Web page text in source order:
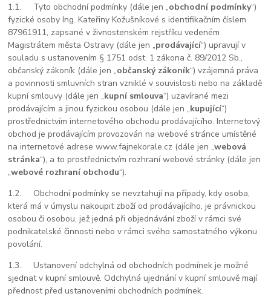
1.1.
Tyto obchodní podmínky (dále jen „obchodní podmínky“)
fyzické osoby Ing. Kateřiny Kožušníkové s identifikačním číslem
87961911, zapsané v živnostenském rejstříku vedeném
Magistrátem města Ostravy (dále jen „prodávající“) upravují v
souladu s ustanovením § 1751 odst. 1 zákona č. 89/2012 Sb.,
občanský zákoník (dále jen „občanský zákoník“) vzájemná práva
a povinnosti smluvních stran vzniklé v souvislosti nebo na základě
kupní smlouvy (dále jen „kupní smlouva“) uzavírané mezi
prodávajícím a jinou fyzickou osobou (dále jen „kupující“)
prostřednictvím internetového obchodu prodávajícího. Internetový
obchod je prodávajícím provozován na webové stránce umístěné
na internetové adrese www.fajnekorale.cz (dále jen „webová
stránka“), a to prostřednictvím rozhraní webové stránky (dále jen
„webové rozhraní obchodu“).
1.2.
Obchodní podmínky se nevztahují na případy, kdy osoba,
která má v úmyslu nakoupit zboží od prodávajícího, je právnickou
osobou či osobou, jež jedná při objednávání zboží v rámci své
podnikatelské činnosti nebo v rámci svého samostatného výkonu
povolání.
1.3.
Ustanovení odchylná od obchodních podmínek je možné
sjednat v kupní smlouvě. Odchylná ujednání v kupní smlouvě mají
přednost před ustanoveními obchodních podmínek.